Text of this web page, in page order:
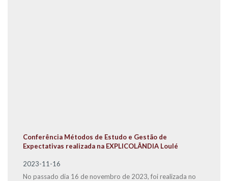
Conferência Métodos de Estudo e Gestão de
Expectativas realizada na EXPLICOLÂNDIA Loulé
2023-11-16
No passado dia 16 de novembro de 2023, foi realizada no